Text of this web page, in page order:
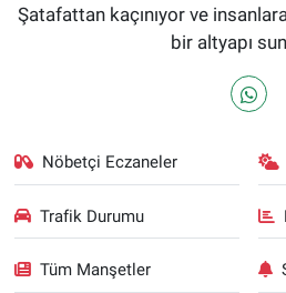
Şatafattan kaçınıyor ve
bir altyapı
Nöbetçi Eczaneler
Trafik Durumu
Tüm Manşetler